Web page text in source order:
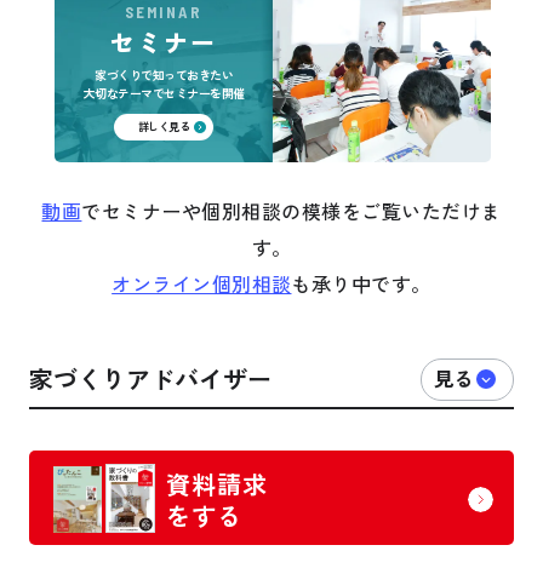
SEMINAR
セミナー
家づくりで知っておきたい
大切なテーマでセミナーを開催
詳しく見る
動画でセミナーや個別相談の模様をご覧いただけま
す。
オンライン個別相談も承り中です。
家づくりアドバイザー
資料請求
をする